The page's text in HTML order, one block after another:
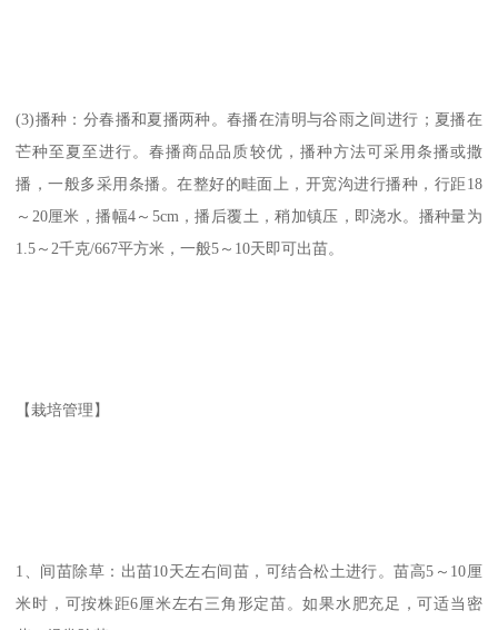
(3)播种：分春播和夏播两种。春播在清明与谷雨之间进行；夏播在
芒种至夏至进行。春播商品品质较优，播种方法可采用条播或撒
播，一般多采用条播。在整好的畦面上，开宽沟进行播种，行距18
～20厘米，播幅4～5cm，播后覆土，稍加镇压，即浇水。播种量为
1.5～2千克/667平方米，一般5～10天即可出苗。
【栽培管理】
1、间苗除草：出苗10天左右间苗，可结合松土进行。苗高5～10厘
米时，可按株距6厘米左右三角形定苗。如果水肥充足，可适当密